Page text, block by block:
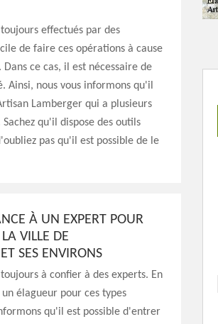
effectués par des
de faire ces opérations à cause
ce cas, il est nécessaire de
nous vous informons qu'il
Lamberger qui a plusieurs
qu'il dispose des outils
pas qu'il est possible de le
À UN EXPERT POUR
VILLE DE
SES ENVIRONS
à confier à des experts. En
élagueur pour ces types
qu'il est possible d'entrer